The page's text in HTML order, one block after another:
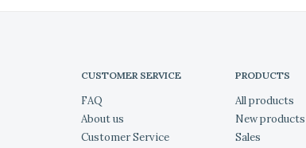
CUSTOMER SERVICE
FAQ
About us
Customer Service
PRODUCTS
All products
New products
Sales